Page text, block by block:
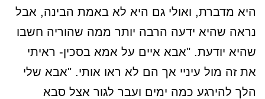
היא מדברת, ואולי גם היא לא באמת הבינה, אבל
נראה שהיא ידעה הרבה יותר ממה שהוריה חשבו
שהיא יודעת. "אבא איים על אמא בסכין- ראיתי
את זה מול עיניי אך הם לא ראו אותי. "אבא שלי
הלך להירגע כמה ימים ועבר לגור אצל סבא